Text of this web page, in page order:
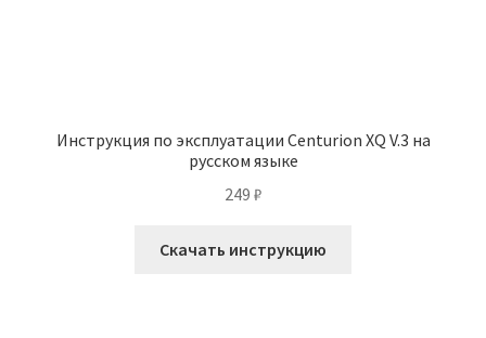
Инструкция по эксплуатации Centurion XQ V.3 на
русском языке
249 ₽
Скачать инструкцию